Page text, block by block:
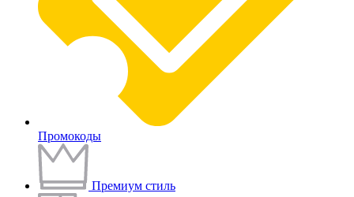
Промокоды
Премиум стиль